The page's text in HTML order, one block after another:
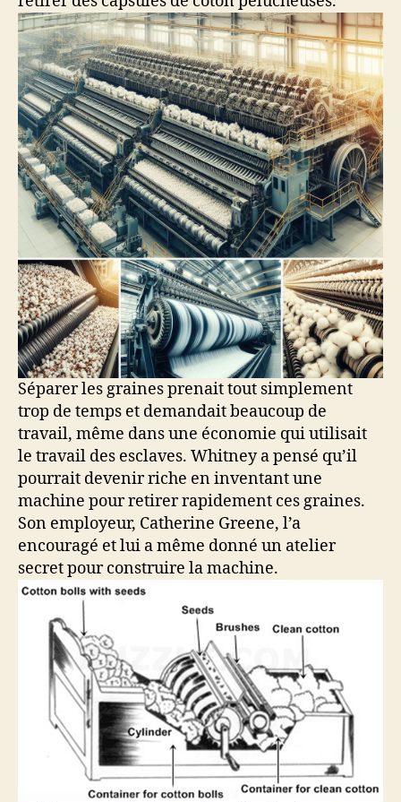
Séparer les graines prenait tout simplement
trop de temps et demandait beaucoup de
travail, même dans une économie qui utilisait
le travail des esclaves. Whitney a pensé qu’il
pourrait devenir riche en inventant une
machine pour retirer rapidement ces graines.
Son employeur, Catherine Greene, l’a
encouragé et lui a même donné un atelier
secret pour construire la machine.